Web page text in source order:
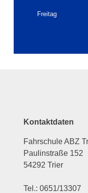
Freitag
Kontaktdaten
Fahrschule ABZ
Paulinstraße 152
54292 Trier
Tel.: 0651/13307